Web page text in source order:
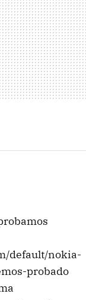
default/nokia-
probado